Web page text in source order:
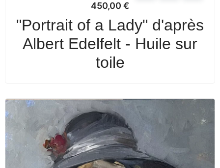
450,00 €
"Portrait of a Lady" d'après
Albert Edelfelt - Huile sur
toile